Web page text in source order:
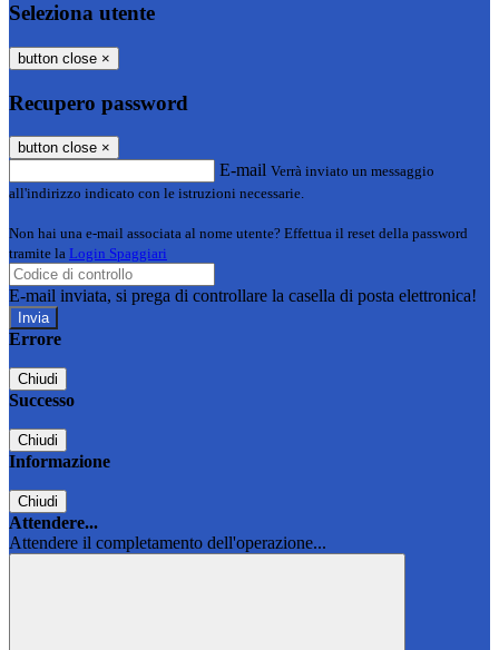
Seleziona utente
button close ×
Recupero password
button close ×
E-mail Verrà inviato un messaggio
all'indirizzo indicato con le istruzioni necessarie.
Non hai una e-mail associata al nome utente? Effettua il reset della password
tramite la Login Spaggiari
E-mail inviata, si prega di controllare la casella di posta elettronica!
Errore
Chiudi
Successo
Chiudi
Informazione
Chiudi
Attendere...
Attendere il completamento dell'operazione...